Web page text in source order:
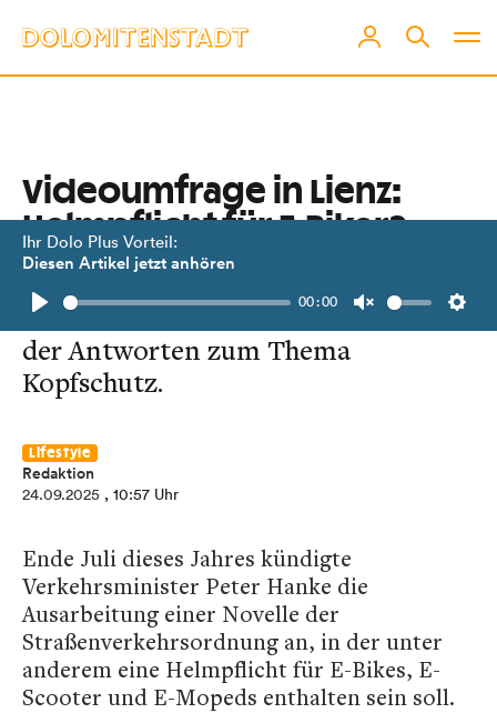
Ihr Dolo Plus Vorteil:
Diesen Artikel jetzt anhören
Play
00:00
Unmute
Videoumfrage in Lienz:
Helmpflicht für E-Biker?
„Wenn schon, dann gleich für alle
Radfahrer!“ Das ist der Grundtenor
der Antworten zum Thema
Kopfschutz.
Lifestyle
Redaktion
24.09.2025 , 10:57 Uhr
Ende Juli dieses Jahres kündigte
Verkehrsminister Peter Hanke die
Ausarbeitung einer Novelle der
Straßenverkehrsordnung an, in der unter
anderem eine Helmpflicht für E-Bikes, E-
Scooter und E-Mopeds enthalten sein soll.